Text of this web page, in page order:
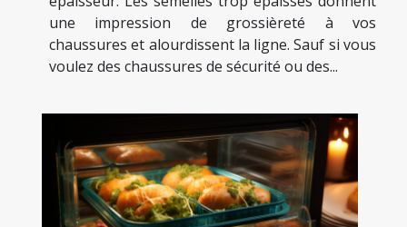
une impression de grossièreté à vos
chaussures et alourdissent la ligne. Sauf si vous
voulez des chaussures de sécurité ou des...